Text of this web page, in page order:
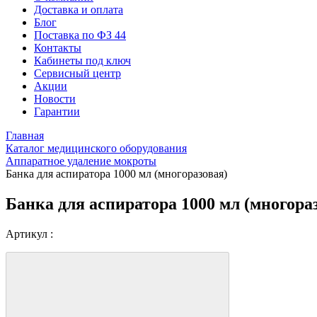
Доставка и оплата
Блог
Поставка по ФЗ 44
Контакты
Кабинеты под ключ
Сервисный центр
Акции
Новости
Гарантии
Главная
Каталог медицинского оборудования
Аппаратное удаление мокроты
Банка для аспиратора 1000 мл (многоразовая)
Банка для аспиратора 1000 мл
Артикул :